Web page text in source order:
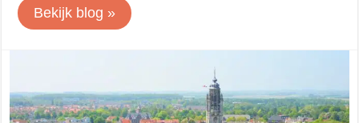
Bekijk blog »